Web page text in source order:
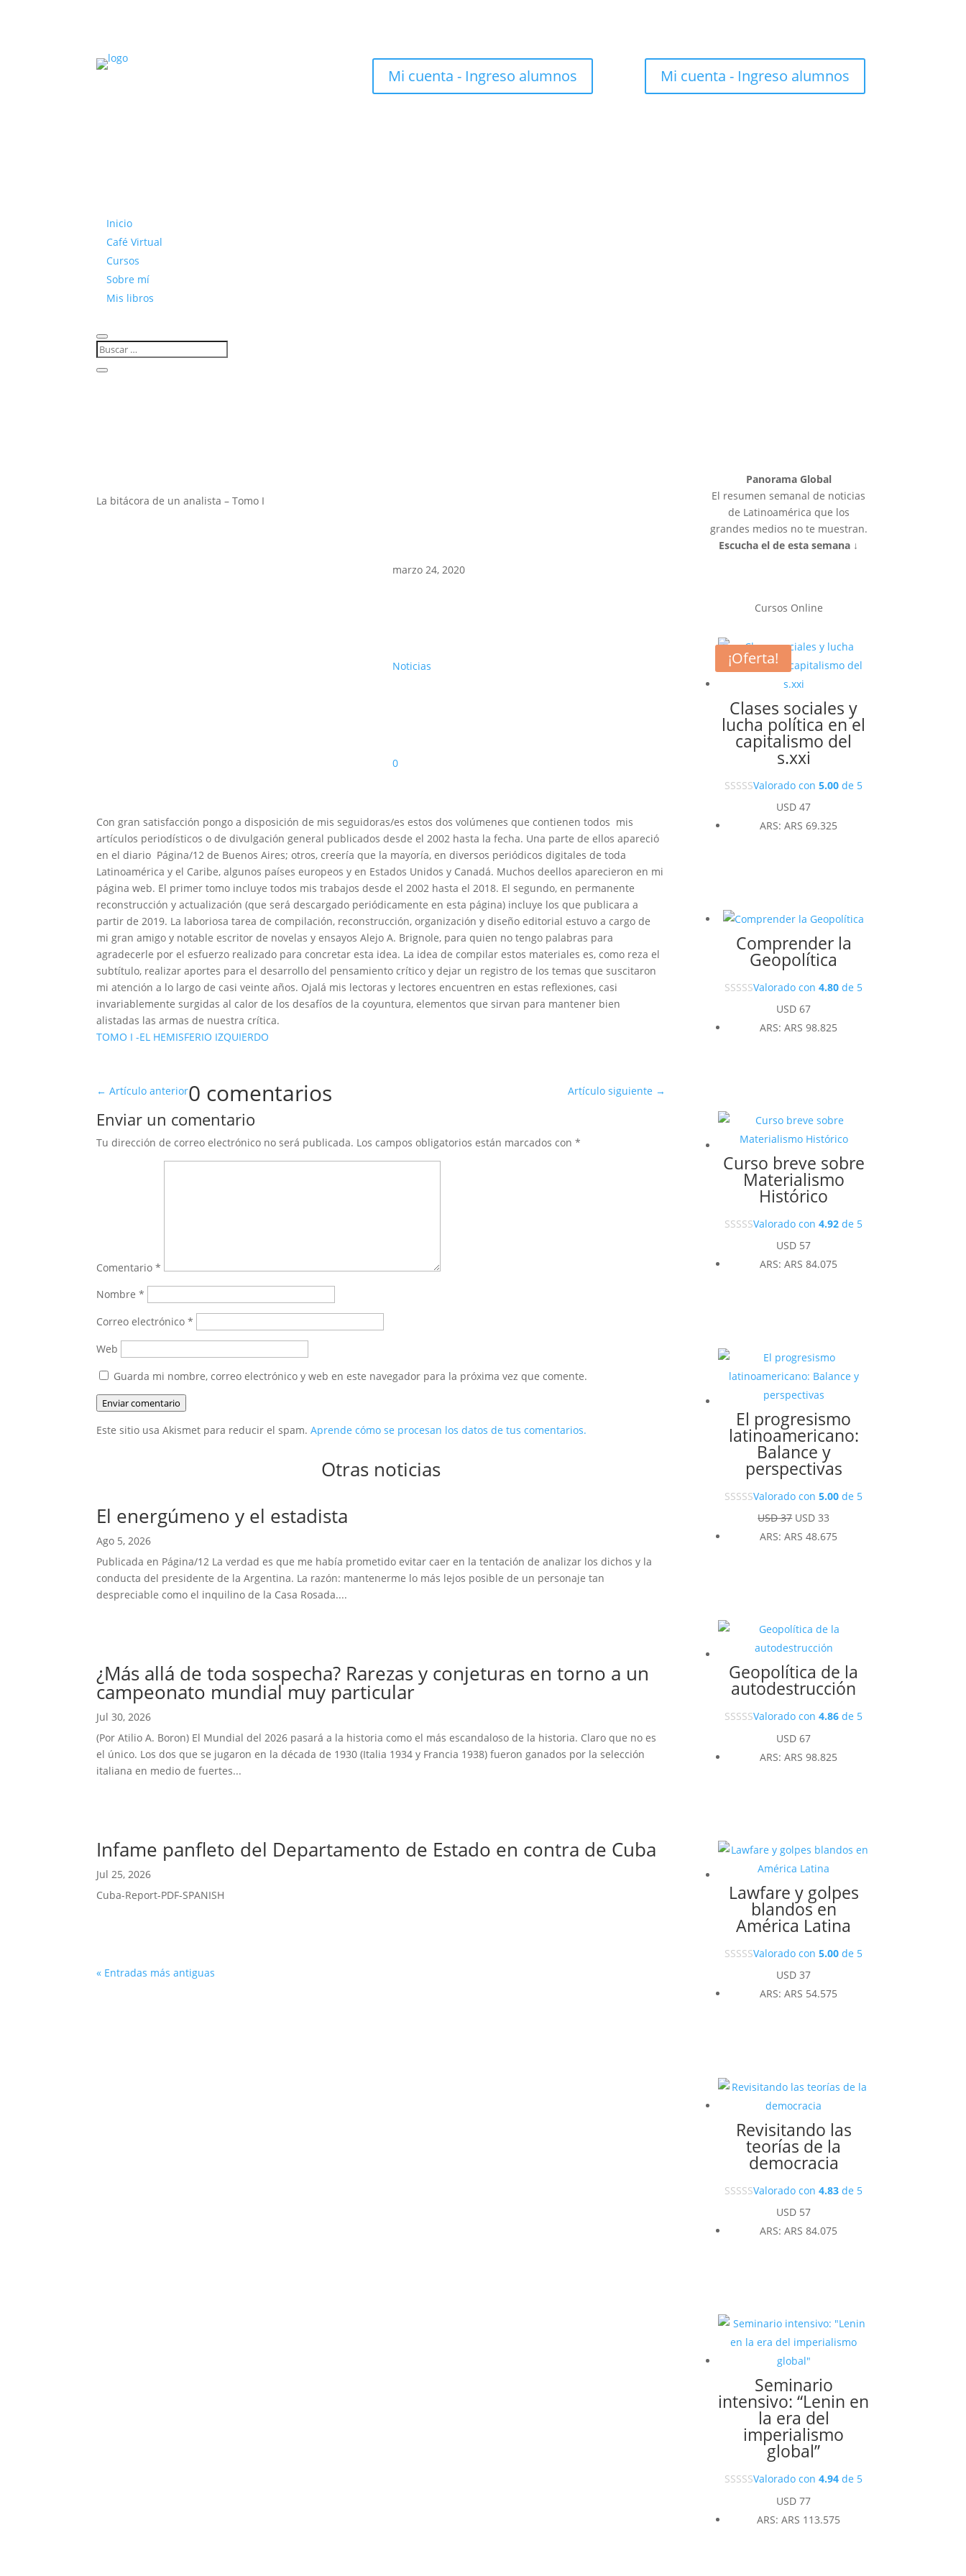
Mi cuenta - Ingreso alumnos Mi cuenta - Ingreso alumnos
Inicio
Café Virtual
Cursos
Sobre mí
Mis libros
La bitácora de un analista – Tomo I
marzo 24, 2020
Noticias
0
Con gran satisfacción pongo a disposición de mis seguidoras/es estos dos volúmenes que contienen todos mis
artículos periodísticos o de divulgación general publicados desde el 2002 hasta la fecha. Una parte de ellos apareció
en el diario Página/12 de Buenos Aires; otros, creería que la mayoría, en diversos periódicos digitales de toda
Latinoamérica y el Caribe, algunos países europeos y en Estados Unidos y Canadá. Muchos deellos aparecieron en mi
página web. El primer tomo incluye todos mis trabajos desde el 2002 hasta el 2018. El segundo, en permanente
reconstrucción y actualización (que será descargado periódicamente en esta página) incluye los que publicara a
partir de 2019. La laboriosa tarea de compilación, reconstrucción, organización y diseño editorial estuvo a cargo de
mi gran amigo y notable escritor de novelas y ensayos Alejo A. Brignole, para quien no tengo palabras para
agradecerle por el esfuerzo realizado para concretar esta idea. La idea de compilar estos materiales es, como reza el
subtítulo, realizar aportes para el desarrollo del pensamiento crítico y dejar un registro de los temas que suscitaron
mi atención a lo largo de casi veinte años. Ojalá mis lectoras y lectores encuentren en estas reflexiones, casi
invariablemente surgidas al calor de los desafíos de la coyuntura, elementos que sirvan para mantener bien
alistadas las armas de nuestra crítica.
TOMO I -EL HEMISFERIO IZQUIERDO
←Artículo anterior Artículo siguiente →
0 comentarios
Enviar un comentario
Tu dirección de correo electrónico no será publicada. Los campos obligatorios están marcados con*
Comentario*
Nombre*
Correo electrónico*
Web
Guarda mi nombre, correo electrónico y web en este navegador para la próxima vez que comente.
Enviar comentario
Este sitio usa Akismet para reducir el spam.Aprende cómo se procesan los datos de tus comentarios.
Otras noticias
El energúmeno y el estadista
Ago 5, 2026
Publicada en Página/12 La verdad es que me había prometido evitar caer en la tentación de analizar los dichos y la
conducta del presidente de la Argentina. La razón: mantenerme lo más lejos posible de un personaje tan
despreciable como el inquilino de la Casa Rosada....
¿Más allá de toda sospecha? Rarezas y conjeturas en torno a un
campeonato mundial muy particular
Jul 30, 2026
(Por Atilio A. Boron) El Mundial del 2026 pasará a la historia como el más escandaloso de la historia. Claro que no es
el único. Los dos que se jugaron en la década de 1930 (Italia 1934 y Francia 1938) fueron ganados por la selección
italiana en medio de fuertes...
Infame panfleto del Departamento de Estado en contra de Cuba
Jul 25, 2026
Cuba-Report-PDF-SPANISH
« Entradas más antiguas
Panorama Global
El resumen semanal de noticias
de Latinoamérica que los
grandes medios no te muestran.
Escucha el de esta semana ↓
Cursos Online
Clases sociales y
lucha política en el
capitalismo del
s.xxi
Valorado con5.00 de 5
USD 47
ARS:ARS 69.325
Comprender la
Geopolítica
Valorado con4.80 de 5
USD 67
ARS:ARS 98.825
Curso breve sobre
Materialismo
Histórico
Valorado con4.92 de 5
USD 57
ARS:ARS 84.075
¡Oferta!
El progresismo
latinoamericano:
Balance y
perspectivas
Valorado con5.00 de 5
USD37 El
precio
USD 33
precio
ARS:ARS 48.675
Geopolítica de la
autodestrucción
Valorado con4.86 de 5
USD 67
ARS:ARS 98.825
Lawfare y golpes
blandos en
América Latina
Valorado con5.00 de 5
USD 37
ARS:ARS 54.575
Revisitando las
teorías de la
democracia
Valorado con4.83 de 5
USD 57
ARS:ARS 84.075
Seminario
intensivo: “Lenin en
la era del
imperialismo
global”
Valorado con4.94 de 5
USD 77
ARS:ARS 113.575